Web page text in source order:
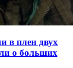
в плен двух
о больших